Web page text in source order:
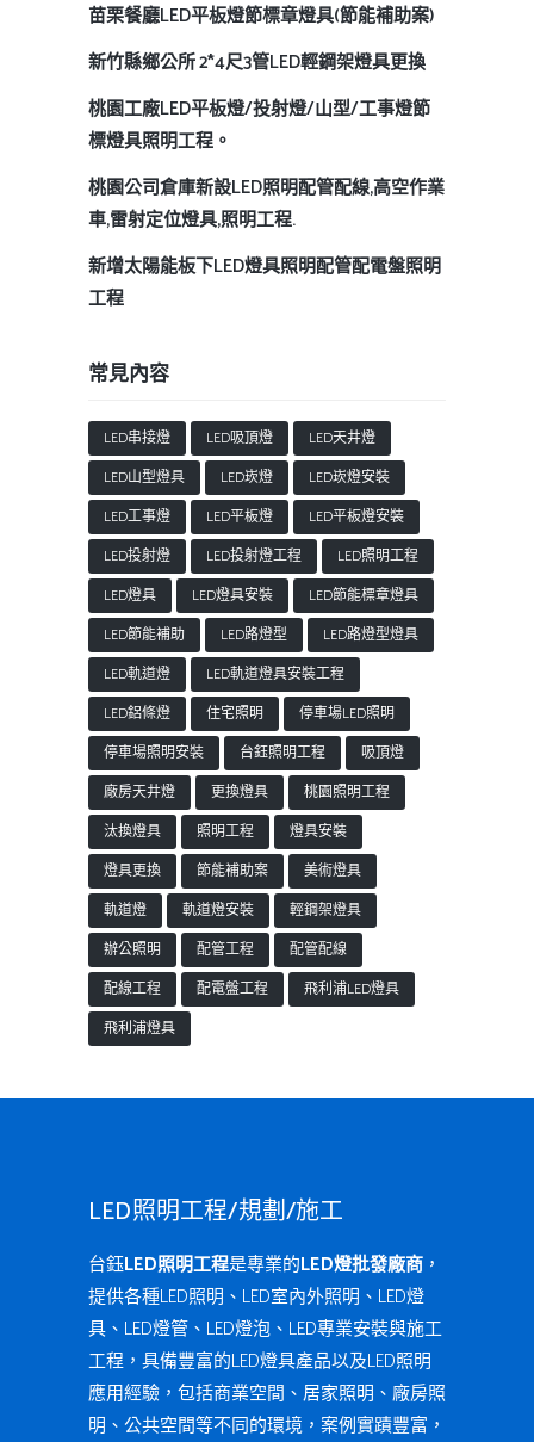
苗栗餐廳LED平板燈節標章燈具(節能補助案)
新竹縣鄉公所 2*4尺3管LED輕鋼架燈具更換
桃園工廠LED平板燈/投射燈/山型/工事燈節
標燈具照明工程。
桃園公司倉庫新設LED照明配管配線,高空作業
車,雷射定位燈具,照明工程.
新增太陽能板下LED燈具照明配管配電盤照明
工程
常見內容
LED串接燈 LED吸頂燈
LED天井燈
LED山型燈具
LED崁燈
LED崁燈安裝
LED工事燈
LED平板燈
LED平板燈安裝
LED投射燈
LED投射燈工程
LED照明工程
LED燈具
LED燈具安裝
LED節能標章燈具
LED節能補助
LED路燈型
LED路燈型燈具
LED軌道燈
LED軌道燈具安裝工程
LED鋁條燈
住宅照明
停車場LED照明
停車場照明安裝
台鈺照明工程
吸頂燈
廠房天井燈
更換燈具
桃園照明工程
汰換燈具
照明工程
燈具安裝
燈具更換
節能補助案
美術燈具
軌道燈
軌道燈安裝
輕鋼架燈具
辦公照明
配管工程
配管配線
配線工程
配電盤工程
飛利浦LED燈具
飛利浦燈具
LED照明工程/規劃/施工
台鈺LED照明工程是專業的LED燈批發廠商 ，
提供各種LED照明、LED室內外照明、LED燈
具、LED燈管、LED燈泡、LED專業安裝與施工
工程，具備豐富的LED燈具產品以及LED照明
應用經驗，包括商業空間、居家照明、廠房照
明、公共空間等不同的環境，案例實蹟豐富，